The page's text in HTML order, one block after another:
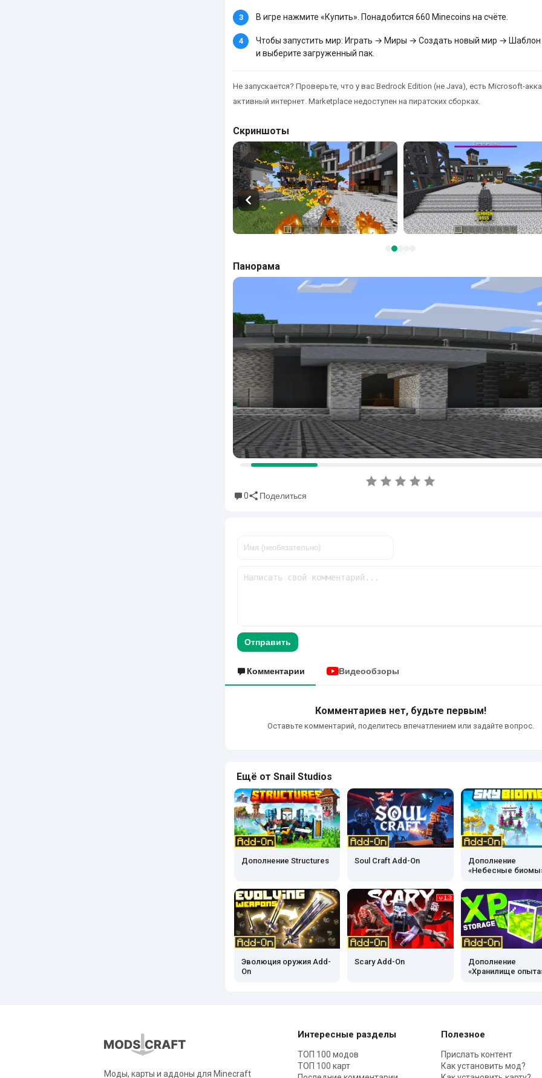
В игре нажмите «Купить». Понадобится 660 Minecoins на счёте.
Чтобы запустить мир: Играть → Миры → Создать новый мир →
и выберите загруженный пак.
Не запускается? Проверьте, что у вас Bedrock Edition (не Java), есть Microsoft-
активный интернет. Marketplace недоступен на пиратских сборках.
Скриншоты
Панорама
0 Поделиться
Отправить
Комментарии Видеообзоры
Комментариев нет, будьте первым!
Оставьте комментарий, поделитесь впечатлением или задайте вопрос.
Ещё от Snail Studios
Дополнение Structures Soul Craft Add-On
Дополнение
«Небесные
Эволюция оружия Add-
On
Scary Add-On
Дополнение
«Хранилище
Моды, карты и аддоны для Minecraft
Интересные разделы
ТОП 100 модов
ТОП 100 карт
Полезное
Прислать контент
Как установить мод?